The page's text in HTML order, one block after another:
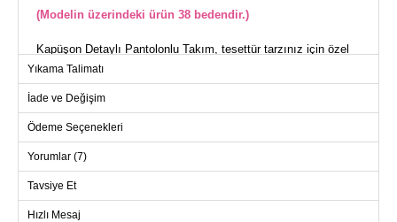
(Modelin üzerindeki ürün 38 bedendir.)
Kapüşon Detaylı Pantolonlu Takım, tesettür tarzınız için özel
olarak tasarlanmış dört mevsim kullanıma uygun bir üründür.
dokuma kumaştan üretilmiştir ve son derece rahattır.
Kapüşonlu yaka ve ön fermuar detayıyla pratik bir kullanım
sunarken, ayarlanabilir bağcıklar sayesinde kişisel rahatlığınızı
maksimum seviyeye çıkarır. Pantolonun elastik beli ve
pantolonun cepleri işlevselliği artırır.
HIRKA BEDEN ÖLÇÜLERİ
Yıkama Talimatı
İade ve Değişim
Ödeme Seçenekleri
Yorumlar (7)
Tavsiye Et
Hızlı Mesaj